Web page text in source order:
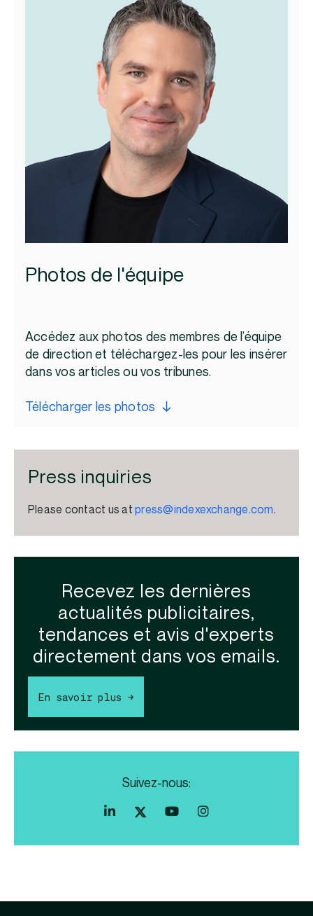
Photos de l'équipe
Accédez aux photos des membres de l’équipe
de direction et téléchargez-les pour les insérer
dans vos articles ou vos tribunes.
Télécharger les photos
Press inquiries
Please contact us atpress@indexexchange.com.
Recevez les dernières
actualités publicitaires,
tendances et avis d'experts
directement dans vos emails.
En savoir plus →
Suivez-nous: